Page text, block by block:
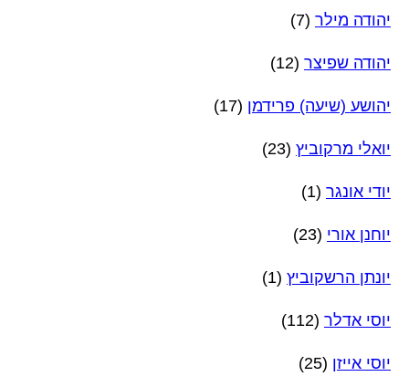
יהודה מילר (7)
יהודה שפיצר (12)
יהושע (שיעה) פרידמן (17)
יואלי מרקוביץ (23)
יודי אונגר (1)
יוחנן אורי (23)
יונתן הרשקוביץ (1)
יוסי אדלר (112)
יוסי אייזן (25)